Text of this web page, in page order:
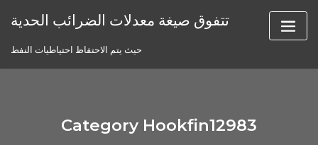
تتفوق صيغة معدلات الضرائب الحدية
حيث يتم الاحتفاظ احتياطيات النفط
Category Hookfin12983